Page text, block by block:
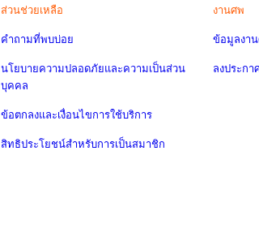
ส่วนช่วยเหลือ
คำถามที่พบบ่อย
นโยบายความปลอดภัยและความเป็นส่วน
บุคคล
ข้อตกลงและเงื่อนไขการใช้บริการ
สิทธิประโยชน์สำหรับการเป็นสมาชิก
งานศพ
ข้อมูลงา
ลงประกา